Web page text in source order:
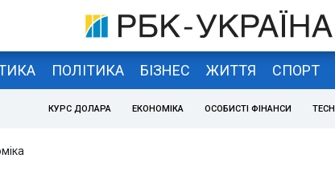
ПОЛІТИКА БІЗНЕС ЖИТТЯ СПОРТ
КУРС ДОЛАРА ЕКОНОМІКА ОСОБИСТІ ФІНАНСИ TECH